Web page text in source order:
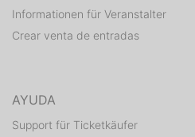
Informationen für Veranstalter
Crear venta de entradas
AYUDA
Support für Ticketkäufer